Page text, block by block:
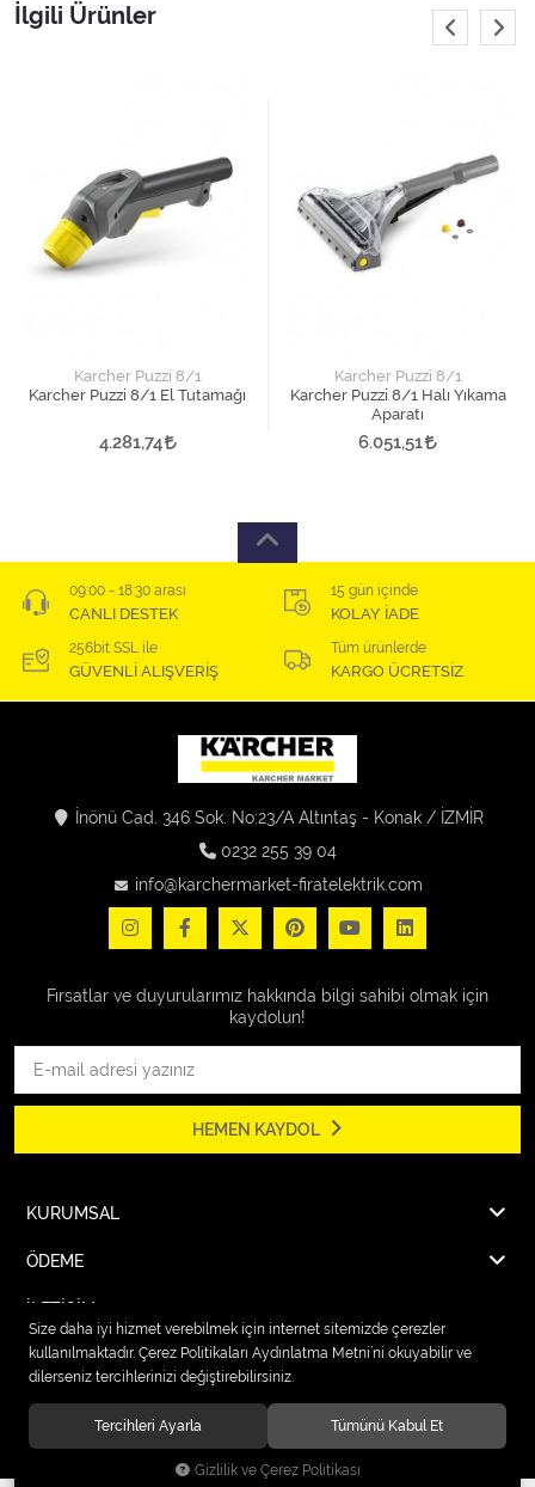
İlgili Ürünler
Karcher Puzzi 8/1
Karcher Puzzi 8/1 El Tutamağı
4.281,74
Karcher Puzzi 8/1
Karcher Puzzi 8/1 Halı Yıkama
Aparatı
6.051,51
09:00 - 18:30 arası
CANLI DESTEK
15 gün içinde
KOLAY İADE
256bit SSL ile
GÜVENLİ ALIŞVERİŞ
Tüm ürünlerde
KARGO ÜCRETSİZ
İnönü Cad. 346 Sok. No:23/A Altıntaş - Konak / İZMİR
0232 255 39 04
info@karchermarket-firatelektrik.com
Fırsatlar ve duyurularımız hakkında bilgi sahibi olmak için
kaydolun!
HEMEN KAYDOL
KURUMSAL
ÖDEME
İLETİŞİM
© 2026Karcher Market Fırat Elektrik. Tüm hakları saklıdır.
Size daha iyi hizmet verebilmek için internet sitemizde çerezler
kullanılmaktadır. Çerez Politikaları Aydınlatma Metni’ni okuyabilir ve
dilerseniz tercihlerinizi değiştirebilirsiniz.
Tercihleri Ayarla Tümünü Kabul Et
Gizlilik ve Çerez Politikası